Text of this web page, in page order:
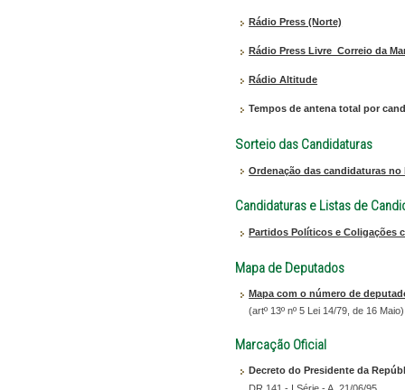
Rádio Press (Norte)
Rádio Press Livre_Correio da
Rádio Altitude
Tempos de antena total por
Sorteio das Candidaturas
Ordenação das candidaturas
Candidaturas e Listas de
Partidos Políticos e Coligações
Mapa de Deputados
Mapa com o número de
(artº 13º nº 5 Lei 14/79, de 16 Maio)
Marcação Oficial
Decreto do Presidente da
DR 141 - I Série - A, 21/06/95